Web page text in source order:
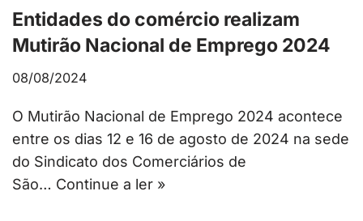
Entidades do comércio realizam
Mutirão Nacional de Emprego 2024
08/08/2024
O Mutirão Nacional de Emprego 2024 acontece
entre os dias 12 e 16 de agosto de 2024 na sede
do Sindicato dos Comerciários de
São… Continue a ler »